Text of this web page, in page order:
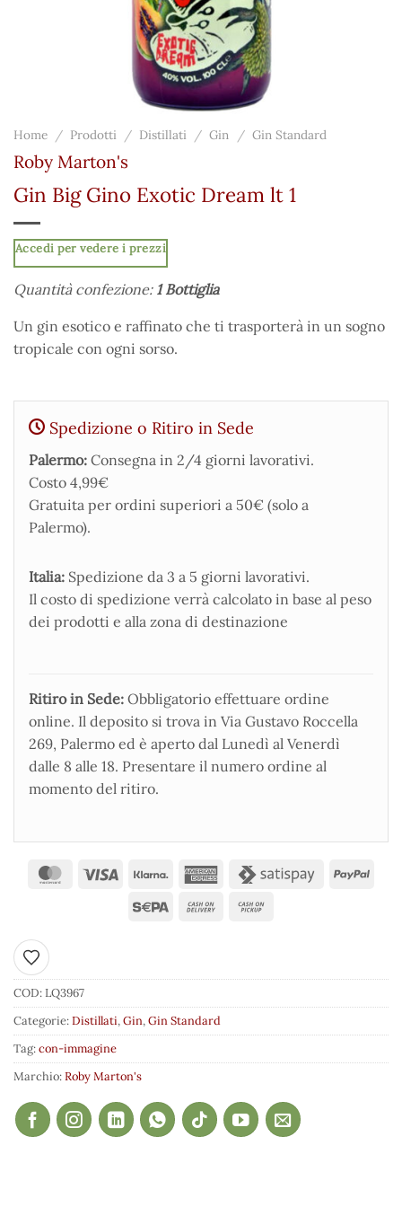
Home / Prodotti / Distillati / Gin / Gin Standard
Roby Marton's
Gin Big Gino Exotic Dream lt 1
Accedi per vedere i prezzi
Quantità confezione: 1 Bottiglia
Un gin esotico e raffinato che ti trasporterà in un sogno
tropicale con ogni sorso.
Spedizione o Ritiro in Sede
Palermo: Consegna in 2/4 giorni lavorativi.
Costo 4,99€
Gratuita per ordini superiori a 50€ (solo a
Palermo).
Italia: Spedizione da 3 a 5 giorni lavorativi.
Il costo di spedizione verrà calcolato in base al peso
dei prodotti e alla zona di destinazione
Ritiro in Sede: Obbligatorio effettuare ordine
online. Il deposito si trova in Via Gustavo Roccella
269, Palermo ed è aperto dal Lunedì al Venerdì
dalle 8 alle 18. Presentare il numero ordine al
momento del ritiro.
Aggiungi ai preferiti
COD:LQ3967
Categorie:Distillati,Gin,Gin Standard
Tag:con-immagine
Marchio:Roby Marton's